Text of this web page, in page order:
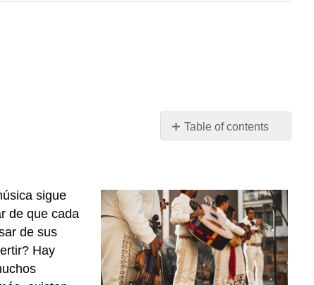
Table of contents
ENTORNO
CAPÍTULO
7
—
LA
MÚSICA
sigue
de que cada
de sus
? Hay